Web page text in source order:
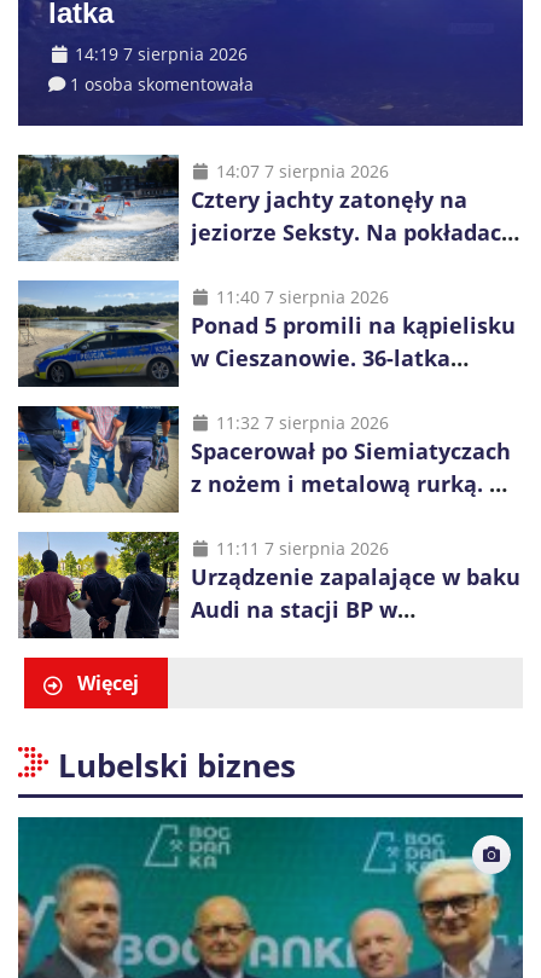
latka
14:19 7 sierpnia 2026
1 osoba skomentowała
14:07 7 sierpnia 2026
Cztery jachty zatonęły na
jeziorze Seksty. Na pokładach
małoletnich
11:40 7 sierpnia 2026
Ponad 5 promili na kąpielisku
w Cieszanowie. 36-latka
z wody
11:32 7 sierpnia 2026
Spacerował po Siemiatyczach
z nożem i metalową rurką. W
alkohol i perfumy
11:11 7 sierpnia 2026
Urządzenie zapalające w baku
Audi na stacji BP w
Więcej
Lubelski biznes